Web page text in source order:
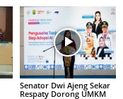
Senator Dwi Ajeng Sekar
Respaty Dorong UMKM